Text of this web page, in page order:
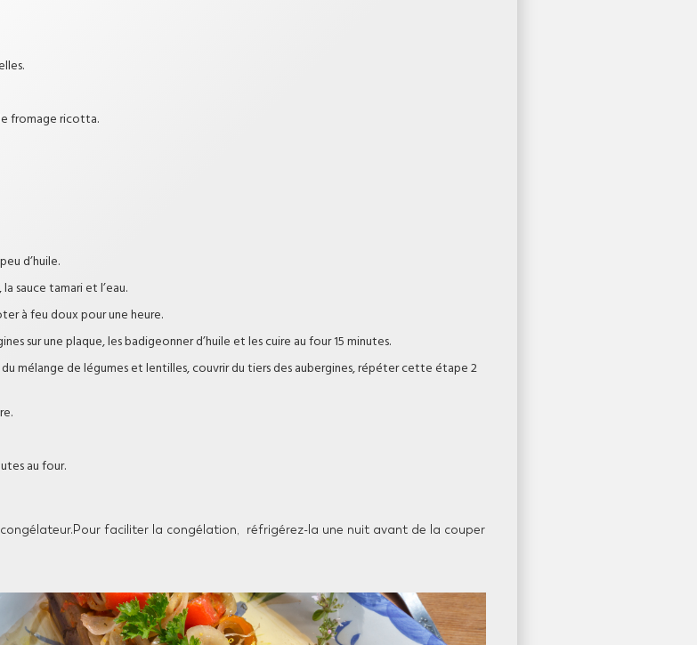
fromage ricotta.
d’huile.
sauce tamari et l’eau.
à feu doux pour une heure.
sur une plaque, les badigeonner d’huile et les cuire au four 15 minutes.
mélange de légumes et lentilles, couvrir du tiers des aubergines, répéter cette étape 2
au four.
faciliter la congélation, réfrigérez-la une nuit avant de la couper